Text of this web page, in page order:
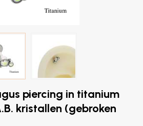
piercing in titanium
kristallen (gebroken